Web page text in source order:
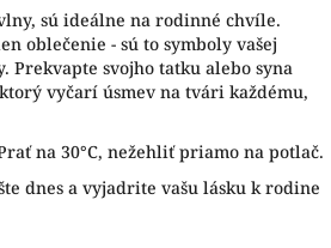
sú ideálne na rodinné chvíle.
oblečenie - sú to symboly vašej
Prekvapte svojho tatku alebo syna
vyčarí úsmev na tvári každému,
na 30°C, nežehliť priamo na potlač.
dnes a vyjadrite vašu lásku k rodine